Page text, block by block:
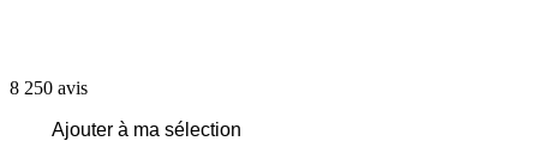
8 250 avis
Ajouter à ma sélection